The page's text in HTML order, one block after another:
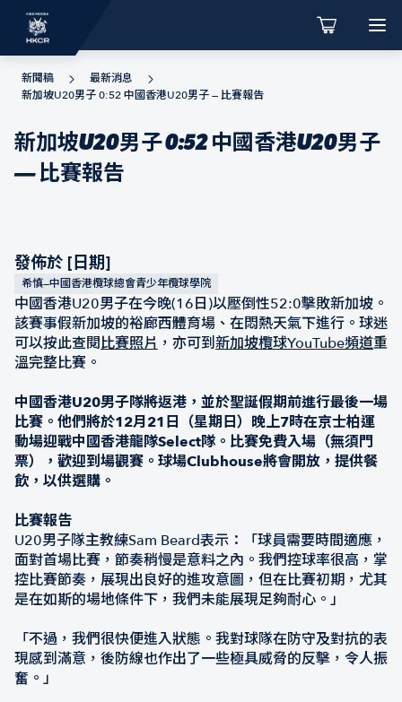
新聞稿
最新消息
新加坡U20男子 0:52 中國香港U20男子 — 比賽報告
新加坡U20男子 0:52 中國香港U20男子
— 比賽報告
發佈於 [日期]
希慎—中國香港欖球總會青少年欖球學院
中國香港U20男子在今晚(16日)以壓倒性52:0擊敗新加坡。
該賽事假新加坡的裕廊西體育場、在悶熱天氣下進行。球迷
可以按此查閱比賽照片 ，亦可到新加坡欖球YouTube頻道重
溫完整比賽。
中國香港U20男子隊將返港，並於聖誕假期前進行最後一場
比賽。他們將於12月21日（星期日）晚上7時在京士柏運
動場迎戰中國香港龍隊Select隊。比賽免費入場（無須門
票），歡迎到場觀賽。球場Clubhouse將會開放，提供餐
飲，以供選購。
比賽報告
U20男子隊主教練Sam Beard表示：「球員需要時間適應，
面對首場比賽，節奏稍慢是意料之內。我們控球率很高，掌
控比賽節奏，展現出良好的進攻意圖，但在比賽初期，尤其
是在如斯的場地條件下，我們未能展現足夠耐心。」
「不過，我們很快便進入狀態。我對球隊在防守及對抗的表
現感到滿意，後防線也作出了一些極具威脅的反擊，令人振
奮。」